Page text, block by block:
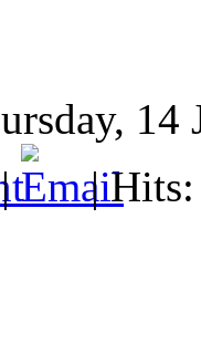
| Hits: